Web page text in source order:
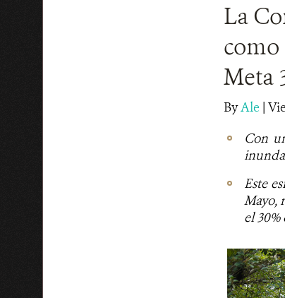
La
Meta
ByAle |
Con
Este
Mayo,
el